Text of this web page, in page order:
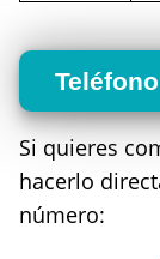
Si quieres
hacerlo
número: